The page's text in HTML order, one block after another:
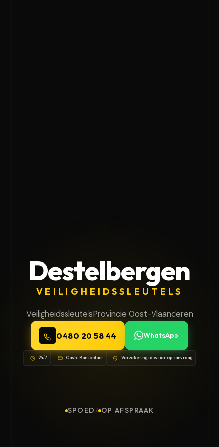
Destelbergen
VEILIGHEIDSSLEUTELS
VeiligheidssleutelsProvincie Oost-Vlaanderen
0480 20 58 44 WhatsApp
24/7 Cash · Bancontact Verzekeringsdossier op aanvraag
SPOED / OP AFSPRAAK